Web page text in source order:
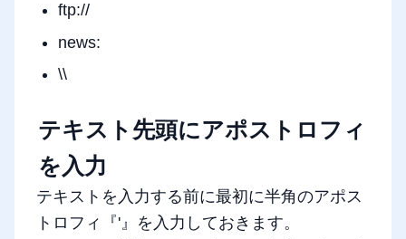
ftp://
news:
\\
テキスト先頭にアポストロフィ
を入力
テキストを入力する前に最初に半角のアポス
トロフィ『'』を入力しておきます。